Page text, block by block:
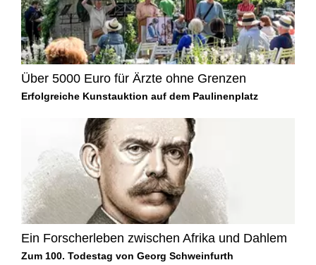
Über 5000 Euro für Ärzte ohne Grenzen
Erfolgreiche Kunstauktion auf dem Paulinenplatz
Ein Forscherleben zwischen Afrika und Dahlem
Zum 100. Todestag von Georg Schweinfurth